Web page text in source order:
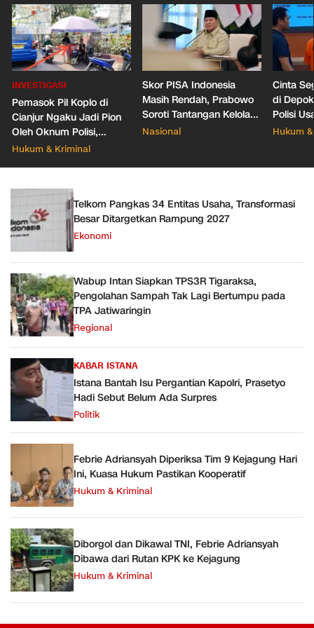
INVESTIGASI
Pemasok Pil Koplo di
Cianjur Ngaku Jadi Pion
Oleh Oknum Polisi,
Propam Mabes Polri
Hukum & Kriminal
Skor PISA Indonesia
Masih Rendah, Prabowo
Soroti Tantangan Kelola
388 Ribu Sekolah
Nasional
Cinta
di
Polisi
Pacar
Hukum
Telkom Pangkas 34 Entitas Usaha, Transformasi
Besar Ditargetkan Rampung 2027
Ekonomi
Wabup Intan Siapkan TPS3R Tigaraksa,
Pengolahan Sampah Tak Lagi Bertumpu pada
TPA Jatiwaringin
Regional
KABAR ISTANA
Istana Bantah Isu Pergantian Kapolri, Prasetyo
Hadi Sebut Belum Ada Surpres
Politik
Febrie Adriansyah Diperiksa Tim 9 Kejagung Hari
Ini, Kuasa Hukum Pastikan Kooperatif
Hukum & Kriminal
Diborgol dan Dikawal TNI, Febrie Adriansyah
Dibawa dari Rutan KPK ke Kejagung
Hukum & Kriminal